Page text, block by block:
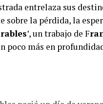
entrelaza sus
la pérdida, la
’, un trabajo de F
poco más en